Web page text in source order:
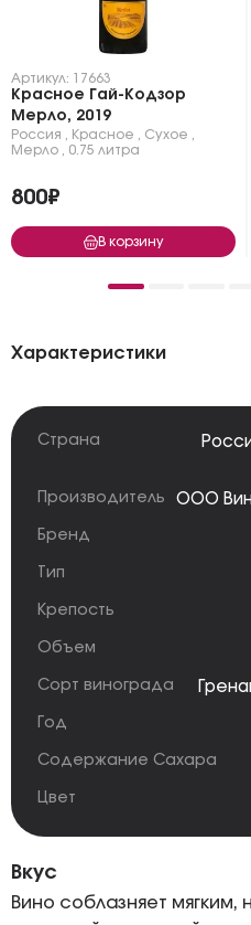
Артикул: 17663
Красное Гай-Кодзор
Мерло, 2019
Россия Красное Сухое
Мерло
0.75 литра
800₽
В корзину
Характеристики
Страна
Производитель ООО
Бренд
Тип
Крепость
Объем
Сорт винограда
Год
Содержание Сахара
Цвет
Вкус
Вино соблазняет